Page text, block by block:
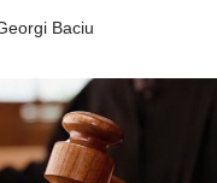
Baciu